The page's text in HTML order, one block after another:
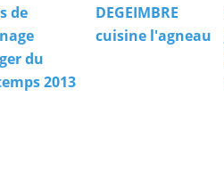
de
du
2013
DEGEIMBRE
cuisine l'agneau